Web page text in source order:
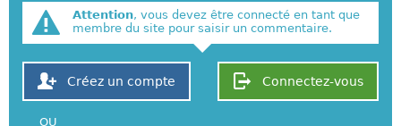
Attention, vous devez être connecté en tant que
membre du site pour saisir un commentaire.
Connectez-vous
Créez un compte
OU